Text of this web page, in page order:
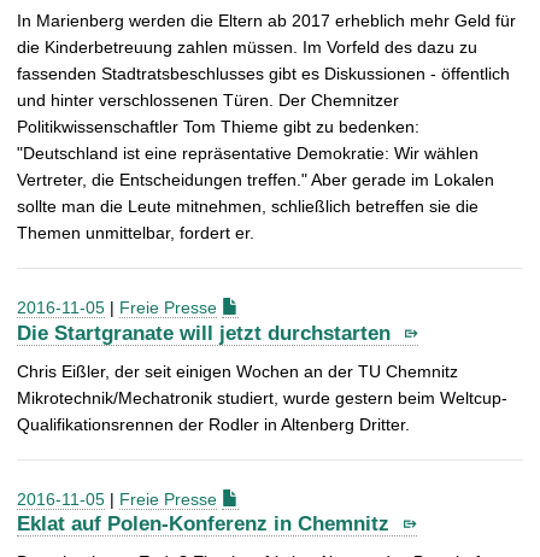
In Marienberg werden die Eltern ab 2017 erheblich mehr Geld für
die Kinderbetreuung zahlen müssen. Im Vorfeld des dazu zu
fassenden Stadtratsbeschlusses gibt es Diskussionen - öffentlich
und hinter verschlossenen Türen. Der Chemnitzer
Politikwissenschaftler Tom Thieme gibt zu bedenken:
"Deutschland ist eine repräsentative Demokratie: Wir wählen
Vertreter, die Entscheidungen treffen." Aber gerade im Lokalen
sollte man die Leute mitnehmen, schließlich betreffen sie die
Themen unmittelbar, fordert er.
2016-11-05 | Freie Presse
Die Startgranate will jetzt durchstarten
Chris Eißler, der seit einigen Wochen an der TU Chemnitz
Mikrotechnik/Mechatronik studiert, wurde gestern beim Weltcup-
Qualifikationsrennen der Rodler in Altenberg Dritter.
2016-11-05 | Freie Presse
Eklat auf Polen-Konferenz in Chemnitz